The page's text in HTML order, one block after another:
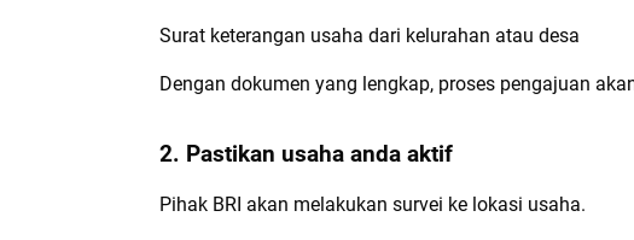
Surat keterangan usaha dari kelurahan atau desa
Dengan dokumen yang lengkap, proses pengajuan
2. Pastikan usaha anda aktif
Pihak BRI akan melakukan survei ke lokasi usaha.